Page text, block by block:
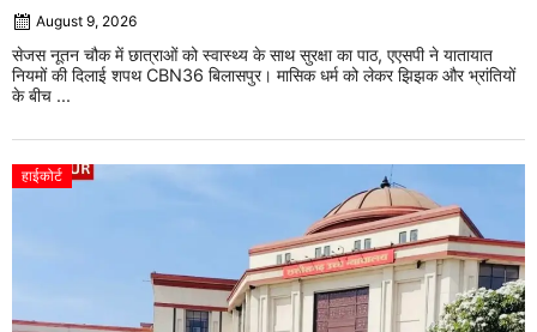
August 9, 2026
सेजस नूतन चौक में छात्राओं को स्वास्थ्य के साथ सुरक्षा का पाठ, एएसपी ने यातायात
नियमों की दिलाई शपथ CBN36 बिलासपुर। मासिक धर्म को लेकर झिझक और भ्रांतियों
के बीच ...
हाईकोर्ट